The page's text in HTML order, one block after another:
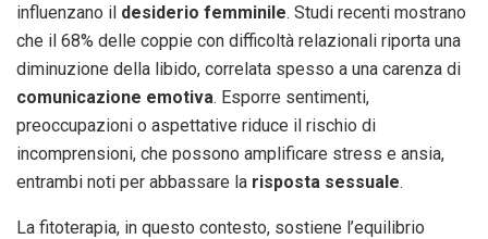
influenzano il desiderio femminile. Studi recenti mostrano
che il 68% delle coppie con difficoltà relazionali riporta una
diminuzione della libido, correlata spesso a una carenza di
comunicazione emotiva. Esporre sentimenti,
preoccupazioni o aspettative riduce il rischio di
incomprensioni, che possono amplificare stress e ansia,
entrambi noti per abbassare la risposta sessuale.
La fitoterapia, in questo contesto, sostiene l’equilibrio